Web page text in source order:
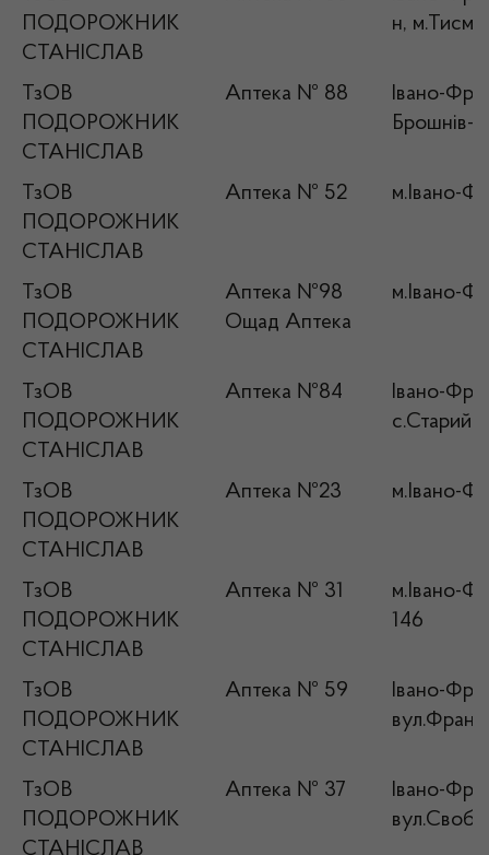
ПОДОРОЖНИК
СТАНІСЛАВ
н,
ТзОВ
ПОДОРОЖНИК
СТАНІСЛАВ
Аптека № 88
Івано-
Брошнів-
ТзОВ
ПОДОРОЖНИК
СТАНІСЛАВ
Аптека № 52 м.Івано-
ТзОВ
ПОДОРОЖНИК
СТАНІСЛАВ
Аптека №98
Ощад Аптека
м.Івано-
ТзОВ
ПОДОРОЖНИК
СТАНІСЛАВ
Аптека №84
Івано-
с.Старий
ТзОВ
ПОДОРОЖНИК
СТАНІСЛАВ
Аптека №23 м.Івано-
ТзОВ
ПОДОРОЖНИК
СТАНІСЛАВ
Аптека № 31
м.Івано-
146
ТзОВ
ПОДОРОЖНИК
СТАНІСЛАВ
Аптека № 59
Івано-
ТзОВ
ПОДОРОЖНИК
СТАНІСЛАВ
Аптека № 37
Івано-